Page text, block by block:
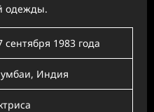
одежды.
сентября 1983 года
Индия